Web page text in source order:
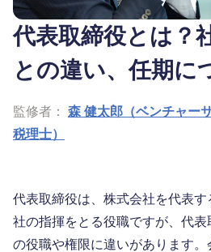
代表取締役とは？
との違い、任期に
監修者： 森 健太郎（ベンチャー
税理士）
代表取締役は、株式会社を代表
社の指揮をとる役職ですが、代
の役職や権限に違いがあります